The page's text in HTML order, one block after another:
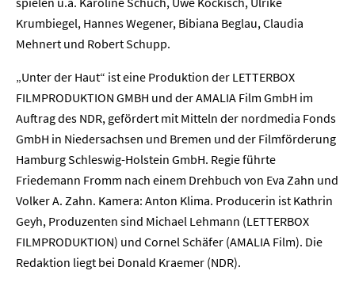
Krumbiegel, Hannes Wegener, Bibiana Beglau, Claudia
Mehnert und Robert Schupp.
„Unter der Haut“ ist eine Produktion der LETTERBOX
FILMPRODUKTION GMBH und der AMALIA Film GmbH im
Auftrag des NDR, gefördert mit Mitteln der nordmedia Fonds
GmbH in Niedersachsen und Bremen und der Filmförderung
Hamburg Schleswig-Holstein GmbH. Regie führte
Friedemann Fromm nach einem Drehbuch von Eva Zahn und
Volker A. Zahn. Kamera: Anton Klima. Producerin ist Kathrin
Geyh, Produzenten sind Michael Lehmann (LETTERBOX
FILMPRODUKTION) und Cornel Schäfer (AMALIA Film). Die
Redaktion liegt bei Donald Kraemer (NDR).
Home
Unternehmen
Presse
Karriere